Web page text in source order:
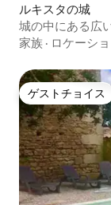
ルキスタの城
城の中にある広
家族 · ロケーシ
ゲストチョイス
ゲストチョイス